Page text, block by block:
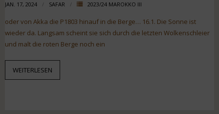
JAN. 17, 2024 SAFAR 2023/24 MAROKKO III
oder von Akka die P1803 hinauf in die Berge… 16.1. Die Sonne ist
wieder da. Langsam scheint sie sich durch die letzten Wolkenschleier
und malt die roten Berge noch ein
WEITERLESEN